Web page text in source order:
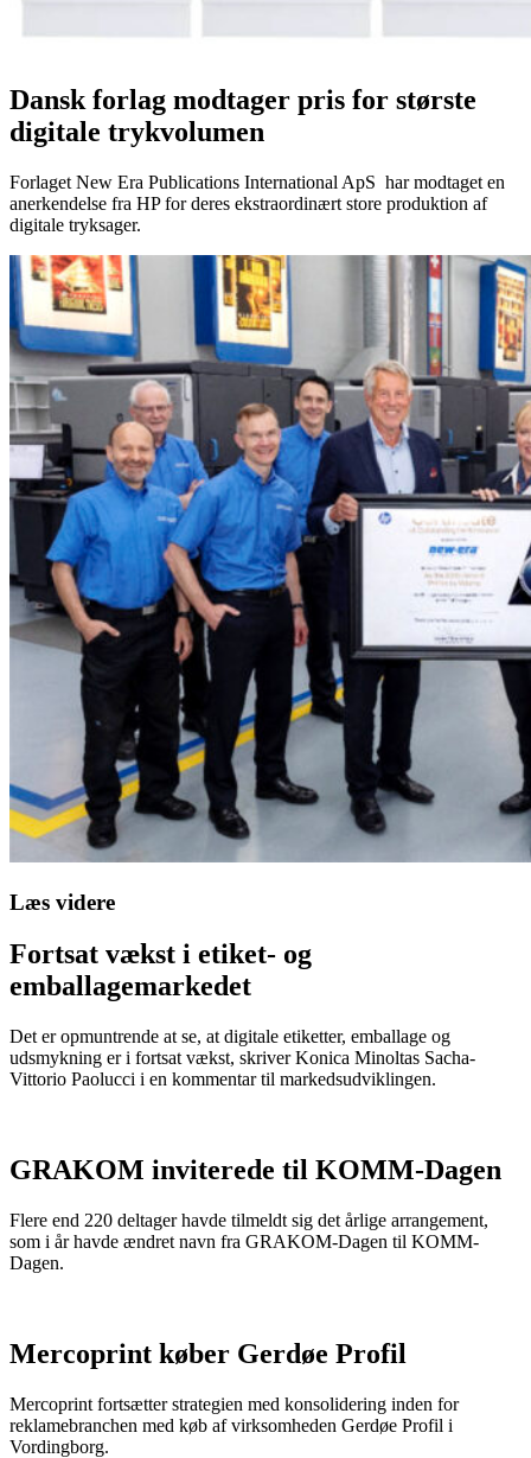
Dansk forlag modtager pris for største
digitale trykvolumen
Forlaget New Era Publications International ApS har modtaget en
anerkendelse fra HP for deres ekstraordinært store produktion af
digitale tryksager.
Læs videre
Fortsat vækst i etiket- og
emballagemarkedet
Det er opmuntrende at se, at digitale etiketter, emballage og
udsmykning er i fortsat vækst, skriver Konica Minoltas Sacha-
Vittorio Paolucci i en kommentar til markedsudviklingen.
GRAKOM inviterede til KOMM-Dagen
Flere end 220 deltager havde tilmeldt sig det årlige arrangement,
som i år havde ændret navn fra GRAKOM-Dagen til KOMM-
Dagen.
Mercoprint køber Gerdøe Profil
Mercoprint fortsætter strategien med konsolidering inden for
reklamebranchen med køb af virksomheden Gerdøe Profil i
Vordingborg.